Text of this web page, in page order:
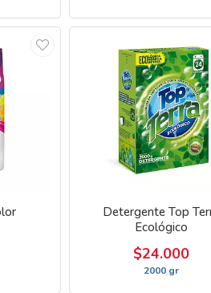
Detergente Top
Ecológico
$24.000
2000 gr